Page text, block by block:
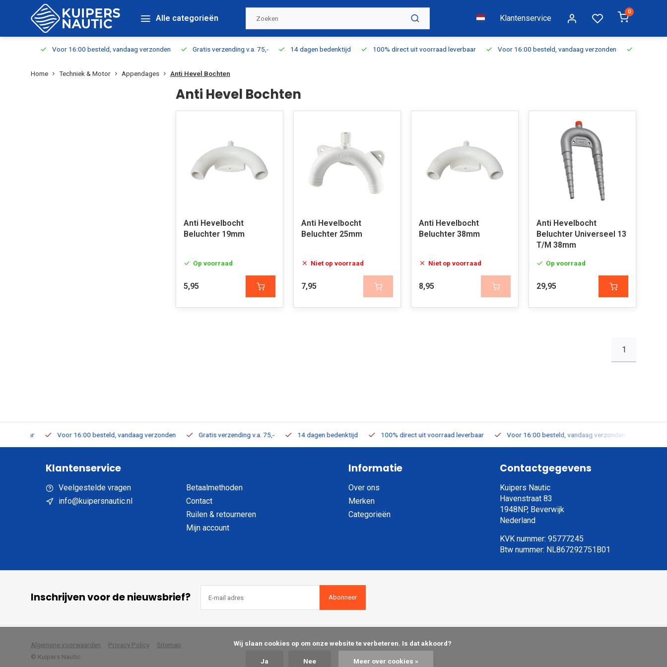
Alle categorieën Klantenservice
0
Voor 16:00 besteld, vandaag verzonden Gratis verzending v.a. 75,- 14 dagen bedenktijd 100% direct uit voorraad leverbaar Voor 16:00 besteld, vandaag verzonden Gratis
Home Techniek & Motor Appendages Anti Hevel Bochten
Anti Hevel Bochten
Anti Hevelbocht
Beluchter 19mm
Op voorraad
5,95
Anti Hevelbocht
Beluchter 25mm
Niet op voorraad
7,95
Anti Hevelbocht
Beluchter 38mm
Niet op voorraad
8,95
Anti Hevelbocht
Beluchter Universeel 13
T/M 38mm
Op voorraad
29,95
1
Voor 16:00 besteld, vandaag verzonden Gratis verzending v.a. 75,- 14 dagen bedenktijd 100% direct uit voorraad leverbaar Voor 16:00 besteld, vandaag verzonden
Klantenservice
Veelgestelde vragen
info@kuipersnautic.nl
Betaalmethoden
Contact
Ruilen & retourneren
Mijn account
Informatie
Over ons
Merken
Categorieën
Contactgegevens
Kuipers Nautic
Havenstraat 83
1948NP, Beverwijk
Nederland
KVK nummer: 95777245
Btw nummer: NL867292751B01
Inschrijven voor de nieuwsbrief? Abonneer
Algemene voorwaarden Privacy Policy
Sitemap
© Kuipers Nautic
Ja Nee Meer over cookies »